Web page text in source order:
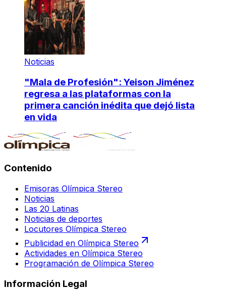
Noticias
"Mala de Profesión": Yeison Jiménez
regresa a las plataformas con la
primera canción inédita que dejó lista
en vida
Contenido
Emisoras Olímpica Stereo
Noticias
Las 20 Latinas
Noticias de deportes
Locutores Olímpica Stereo
Publicidad en Olímpica Stereo
Actividades en Olímpica Stereo
Programación de Olímpica Stereo
Información Legal